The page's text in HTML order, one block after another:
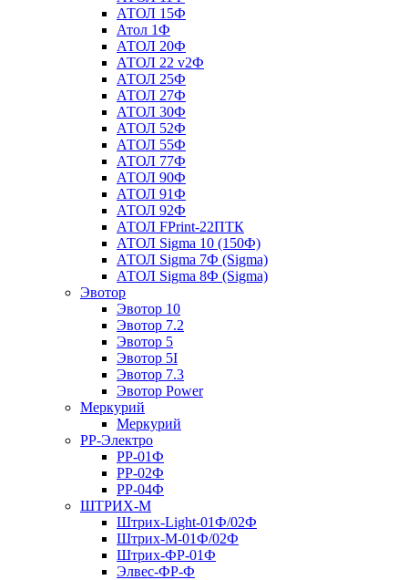
АТОЛ 15Ф
Атол 1Ф
АТОЛ 20Ф
АТОЛ 22 v2Ф
АТОЛ 25Ф
АТОЛ 27Ф
АТОЛ 30Ф
АТОЛ 52Ф
АТОЛ 55Ф
АТОЛ 77Ф
АТОЛ 90Ф
АТОЛ 91Ф
АТОЛ 92Ф
АТОЛ FPrint-22ПТК
АТОЛ Sigma 10 (150Ф)
АТОЛ Sigma 7Ф (Sigma)
АТОЛ Sigma 8Ф (Sigma)
Эвотор
Эвотор 10
Эвотор 7.2
Эвотор 5
Эвотор 5I
Эвотор 7.3
Эвотор Power
Меркурий
Меркурий
РР-Электро
РР-01Ф
РР-02Ф
РР-04Ф
ШТРИХ-М
Штрих-Light-01Ф/02Ф
Штрих-М-01Ф/02Ф
Штрих-ФР-01Ф
Элвес-ФР-Ф